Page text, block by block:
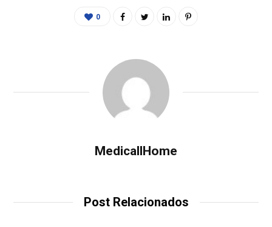
0
MedicallHome
Post Relacionados